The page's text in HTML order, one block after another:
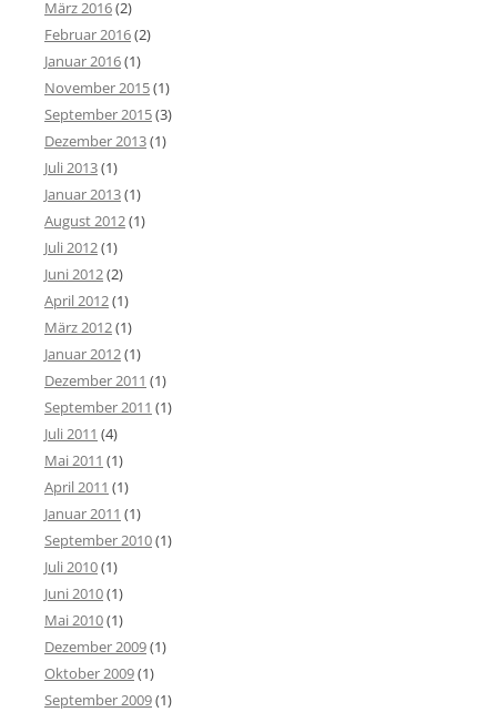
März 2016(2)
Februar 2016(2)
Januar 2016(1)
November 2015(1)
September 2015(3)
Dezember 2013(1)
Juli 2013(1)
Januar 2013(1)
August 2012(1)
Juli 2012(1)
Juni 2012(2)
April 2012(1)
März 2012(1)
Januar 2012(1)
Dezember 2011 (1)
September 2011 (1)
Juli 2011 (4)
Mai 2011 (1)
April 2011 (1)
Januar 2011 (1)
September 2010(1)
Juli 2010(1)
Juni 2010(1)
Mai 2010(1)
Dezember 2009(1)
Oktober 2009(1)
September 2009(1)